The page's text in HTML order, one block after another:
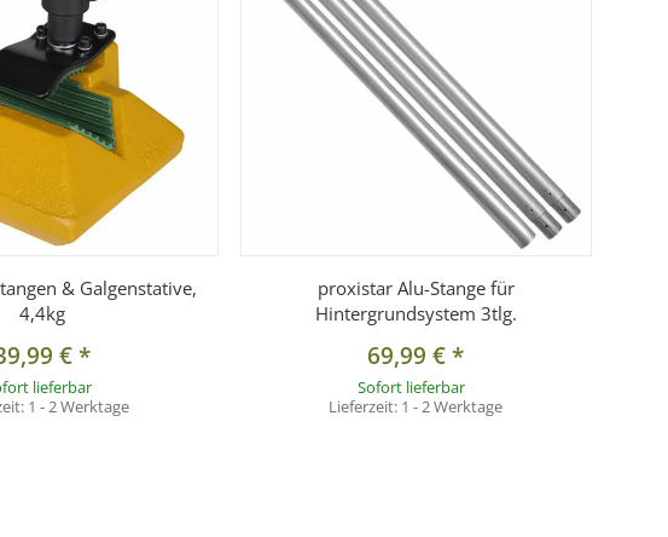
& Galgenstative,
4,4kg
€*
lieferbar
1 - 2 Werktage
proxistar Alu-Stange für
Hintergrundsystem 3tlg.
69,99 €*
Sofort lieferbar
Lieferzeit: 1 - 2 Werktage